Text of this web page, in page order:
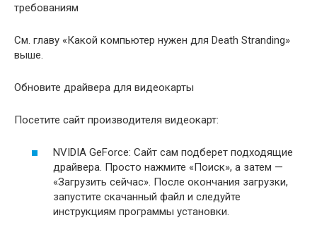
требованиям
Cм. главу «Какой компьютер нужен для Death Stranding»
выше.
Обновите драйвера для видеокарты
Посетите сайт производителя видеокарт:
NVIDIA GeForce: Сайт сам подберет подходящие
драйвера. Просто нажмите «Поиск», а затем —
«Загрузить сейчас». После окончания загрузки,
запустите скачанный файл и следуйте
инструкциям программы установки.